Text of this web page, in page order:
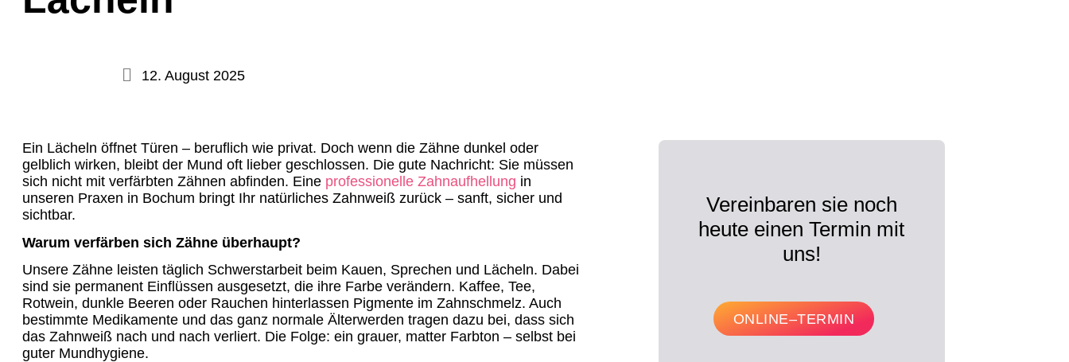
12. August 2025
Ein Lächeln öffnet Türen – beruflich wie privat. Doch wenn die Zähne dunkel oder
gelblich wirken, bleibt der Mund oft lieber geschlossen. Die gute Nachricht: Sie müssen
sich nicht mit verfärbten Zähnen abfinden. Eine professionelle Zahnaufhellung in
unseren Praxen in Bochum bringt Ihr natürliches Zahnweiß zurück – sanft, sicher und
sichtbar.
Warum verfärben sich Zähne überhaupt?
Unsere Zähne leisten täglich Schwerstarbeit beim Kauen, Sprechen und Lächeln. Dabei
sind sie permanent Einflüssen ausgesetzt, die ihre Farbe verändern. Kaffee, Tee,
Rotwein, dunkle Beeren oder Rauchen hinterlassen Pigmente im Zahnschmelz. Auch
bestimmte Medikamente und das ganz normale Älterwerden tragen dazu bei, dass sich
das Zahnweiß nach und nach verliert. Die Folge: ein grauer, matter Farbton – selbst bei
guter Mundhygiene.
Vereinbaren sie noch
heute einen Termin mit
uns!
ONLINE–TERMIN